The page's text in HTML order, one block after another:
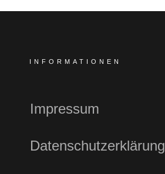
INFORMATIONEN
Impressum
Datenschutzerklärung